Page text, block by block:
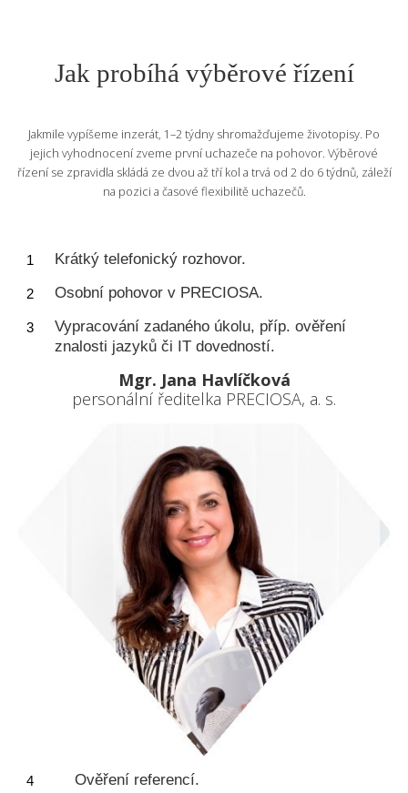
Jak probíhá výběrové řízení
Jakmile vypíšeme inzerát, 1–2 týdny shromažďujeme životopisy. Po
jejich vyhodnocení zveme první uchazeče na pohovor. Výběrové
řízení se zpravidla skládá ze dvou až tří kol a trvá od 2 do 6 týdnů, záleží
na pozici a časové flexibilitě uchazečů.
Krátký telefonický rozhovor.
Osobní pohovor v PRECIOSA.
Vypracování zadaného úkolu, příp. ověření
znalosti jazyků či IT dovedností.
Mgr. Jana Havlíčková
personální ředitelka PRECIOSA, a. s.
Ověření referencí.